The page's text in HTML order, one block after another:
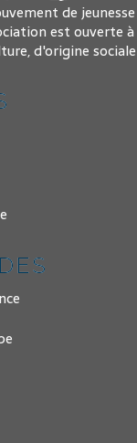
de jeunesse
est ouverte à
d'origine sociale